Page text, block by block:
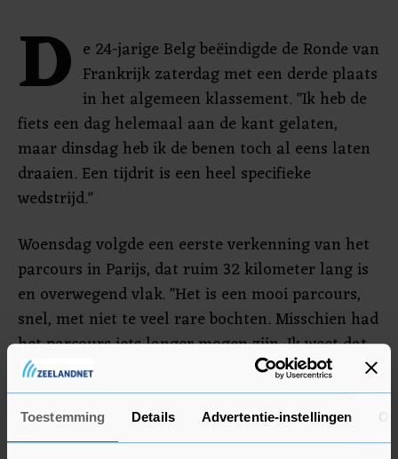
Toestemming Details Advertentie-instellingen
D e 24-jarige Belg beëindigde de Ronde van
Frankrijk zaterdag met een derde plaats
in het algemeen klassement. "Ik heb de
fiets een dag helemaal aan de kant gelaten,
maar dinsdag heb ik de benen toch al eens laten
draaien. Een tijdrit is een heel specifieke
wedstrijd."
Woensdag volgde een eerste verkenning van het
parcours in Parijs, dat ruim 32 kilometer lang is
en overwegend vlak. "Het is een mooi parcours,
snel, met niet te veel rare bochten. Misschien had
het parcours iets langer mogen zijn. Ik weet dat
ik misschien niet met 100 procent van mijn
capaciteiten aan de start zal staan. Als ik dan
puur op mijn waardes word geklopt, zal ik er niet
om jammeren."